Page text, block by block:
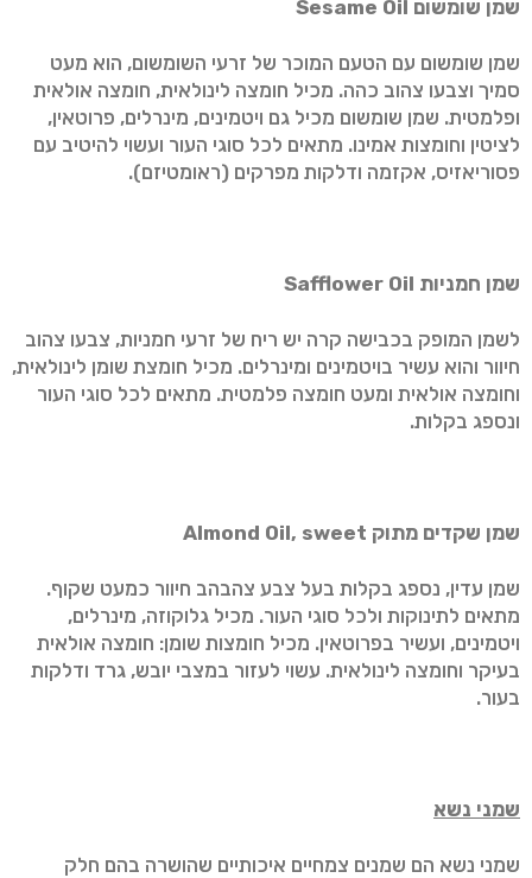
שמן שומשום Sesame Oil
שמן שומשום עם הטעם המוכר של זרעי השומשום, הוא מעט
סמיך וצבעו צהוב כהה. מכיל חומצה לינולאית, חומצה אולאית
ופלמטית. שמן שומשום מכיל גם ויטמינים, מינרלים, פרוטאין,
לציטין וחומצות אמינו. מתאים לכל סוגי העור ועשוי להיטיב עם
פסוריאזיס, אקזמה ודלקות מפרקים (ראומטיזם).
שמן חמניות Safflower Oil
לשמן המופק בכבישה קרה יש ריח של זרעי חמניות, צבעו צהוב
חיוור והוא עשיר בויטמינים ומינרלים. מכיל חומצת שומן לינולאית,
וחומצה אולאית ומעט חומצה פלמטית. מתאים לכל סוגי העור
ונספג בקלות.
שמן שקדים מתוק Almond Oil, sweet
שמן עדין, נספג בקלות בעל צבע צהבהב חיוור כמעט שקוף.
מתאים לתינוקות ולכל סוגי העור. מכיל גלוקוזה, מינרלים,
ויטמינים, ועשיר בפרוטאין. מכיל חומצות שומן: חומצה אולאית
בעיקר וחומצה לינולאית. עשוי לעזור במצבי יובש, גרד ודלקות
בעור.
שמני נשא
שמני נשא הם שמנים צמחיים איכותיים שהושרה בהם חלק